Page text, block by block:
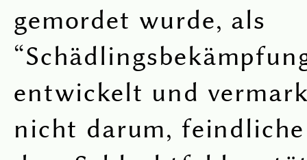
gemordet wurde, als
entwickelt und
nicht darum,